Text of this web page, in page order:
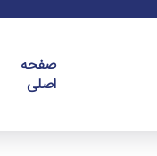
صفحه
اصلی